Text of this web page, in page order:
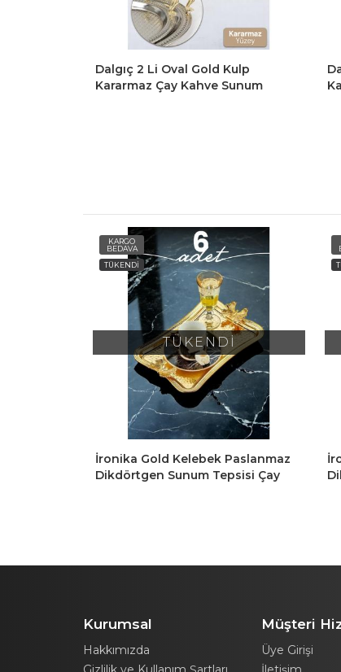
Dalgıç 2 Li Oval Gold Kulp
Kararmaz Çay Kahve Sunum
KARGO
BEDAVA
TÜKENDİ
TÜKENDİ
İronika Gold Kelebek Paslanmaz
Dikdörtgen Sunum Tepsisi Çay
Kurumsal
Hakkımızda
Müşteri
Üye Girişi